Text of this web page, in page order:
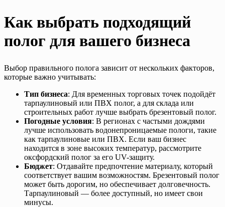
Как выбрать подходящий
полог для вашего бизнеса
Выбор правильного полога зависит от нескольких факторов,
которые важно учитывать:
Тип бизнеса: Для временных торговых точек подойдёт
тарпаулиновый или ПВХ полог, а для склада или
строительных работ лучше выбрать брезентовый полог.
Погодные условия: В регионах с частыми дождями
лучше использовать водонепроницаемые пологи, такие
как тарпаулиновые или ПВХ. Если ваш бизнес
находится в зоне высоких температур, рассмотрите
оксфордский полог за его UV-защиту.
Бюджет: Отдавайте предпочтение материалу, который
соответствует вашим возможностям. Брезентовый полог
может быть дорогим, но обеспечивает долговечность.
Тарпаулиновый — более доступный, но имеет свои
минусы.